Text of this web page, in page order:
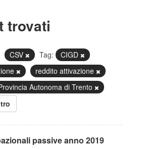
trovati
CSV Tag:
CIGD
reddito attivazione
Autonoma di Trento
passive anno 2019